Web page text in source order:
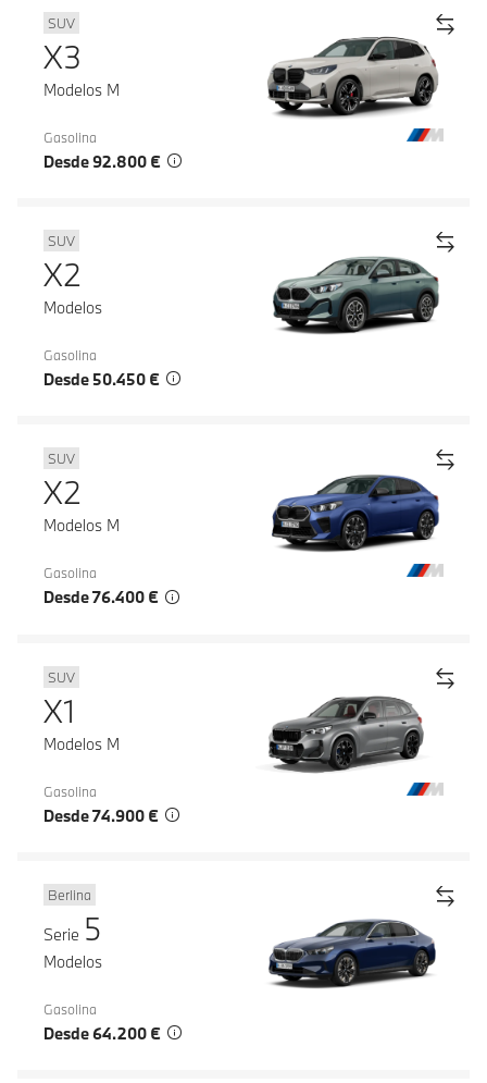
SUV
X3
Modelos M
Gasolina
Desde 92.800 €
SUV
X2
Modelos
Gasolina
Desde 50.450 €
SUV
X2
Modelos M
Gasolina
Desde 76.400 €
SUV
X1
Modelos M
Gasolina
Desde 74.900 €
Berlina
Serie 5
Modelos
Gasolina
Desde 64.200 €